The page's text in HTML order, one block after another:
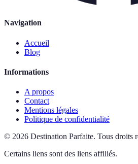
Navigation
Accueil
Blog
Informations
A propos
Contact
Mentions légales
Politique de confidentialité
© 2026 Destination Parfaite. Tous droits
Certains liens sont des liens affiliés.